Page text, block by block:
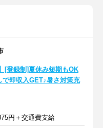
[登録制]夏休み短期もOK
即収入GET♪暑さ対策充
円＋交通費支給